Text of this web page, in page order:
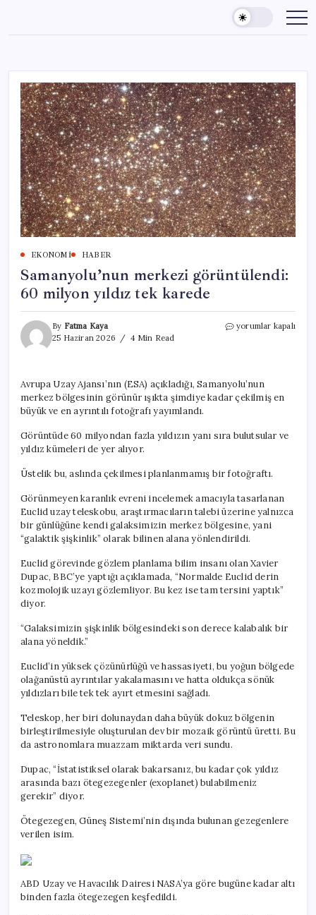
content
EKONOMI HABER
Samanyolu’nun merkezi görüntülendi:
60 milyon yıldız tek karede
By Fatma Kaya
25 Haziran 2026
4 Min Read
Samanyolu’nun
yıldız
tek
yorumlar kapalı
Avrupa Uzay Ajansı’nın (ESA) açıkladığı, Samanyolu’nun
merkez bölgesinin görünür ışıkta şimdiye kadar çekilmiş en
büyük ve en ayrıntılı fotoğrafı yayımlandı.
Görüntüde 60 milyondan fazla yıldızın yanı sıra bulutsular ve
yıldız kümeleri de yer alıyor.
Üstelik bu, aslında çekilmesi planlanmamış bir fotoğraftı.
Görünmeyen karanlık evreni incelemek amacıyla tasarlanan
Euclid uzay teleskobu, araştırmacıların talebi üzerine yalnızca
bir günlüğüne kendi galaksimizin merkez bölgesine, yani
“galaktik şişkinlik” olarak bilinen alana yönlendirildi.
Euclid görevinde gözlem planlama bilim insanı olan Xavier
Dupac, BBC’ye yaptığı açıklamada, “Normalde Euclid derin
kozmolojik uzayı gözlemliyor. Bu kez ise tam tersini yaptık”
diyor.
“Galaksimizin şişkinlik bölgesindeki son derece kalabalık bir
alana yöneldik.”
Euclid’in yüksek çözünürlüğü ve hassasiyeti, bu yoğun bölgede
olağanüstü ayrıntılar yakalamasını ve hatta oldukça sönük
yıldızları bile tek tek ayırt etmesini sağladı.
Teleskop, her biri dolunaydan daha büyük dokuz bölgenin
birleştirilmesiyle oluşturulan dev bir mozaik görüntü üretti. Bu
da astronomlara muazzam miktarda veri sundu.
Dupac, “İstatistiksel olarak bakarsanız, bu kadar çok yıldız
arasında bazı ötegezegenler (exoplanet) bulabilmeniz
gerekir” diyor.
Ötegezegen, Güneş Sistemi’nin dışında bulunan gezegenlere
verilen isim.
ABD Uzay ve Havacılık Dairesi NASA’ya göre bugüne kadar altı
binden fazla ötegezegen keşfedildi.